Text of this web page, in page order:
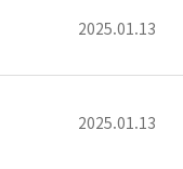
2025.01.13
2025.01.13